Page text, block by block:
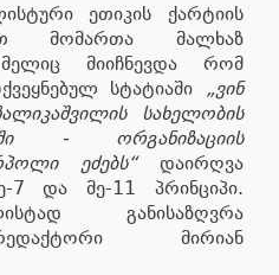
ეთიკის ქარტიის
მომართა მალხაზ
მიიჩნევდა რომ
სტატიაში
„ვინ
სახელობის
- ორგანიზაციის
ეძებს“დაირღვა
7 და მე-11 პრინციპი.
განისაზღვრა
მირიან